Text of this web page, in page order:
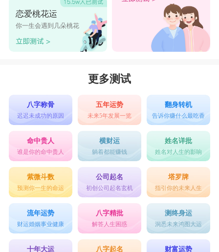
恋爱桃花运
你一生会遇到几朵桃花
更多测试
八字称骨
迟迟未成功的原因
五年运势
未来5年发展一览
翻身转机
告诉你赚什么最吃香
命中贵人
谁是你的命中贵人
横财运
躺着都能赚钱
姓名详批
姓名对人生的影响
紫微斗数
预测你一生的命运
公司起名
初创公司起名玄机
塔罗牌
指引你的未来人生
流年运势
财运婚姻事业健康
八字精批
解答人生困惑
测终身运
洞悉未来鸿图大运
十年大运 八字起名 财富运势